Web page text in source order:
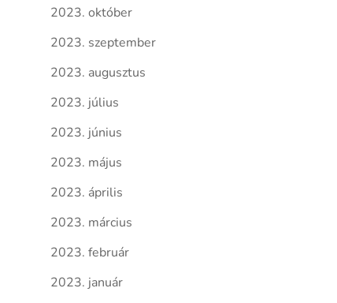
2023. október
2023. szeptember
2023. augusztus
2023. július
2023. június
2023. május
2023. április
2023. március
2023. február
2023. január